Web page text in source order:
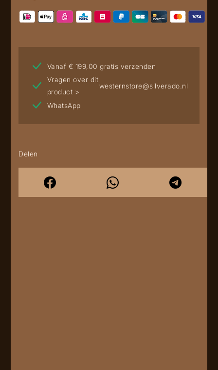
Vanaf € 199,00 gratis verzenden
Vragen over dit
product >
westernstore@silverado.nl
WhatsApp
Delen